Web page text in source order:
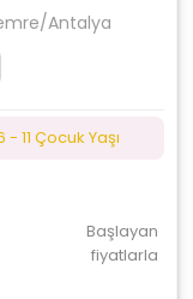
Antalya
- 11 Çocuk Yaşı
Başlayan
fiyatlarla